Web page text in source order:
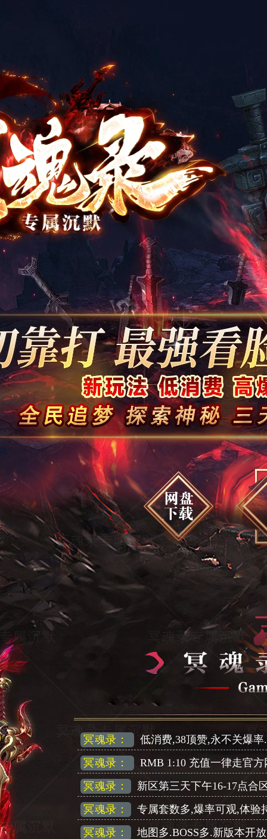
冥魂录：
低消费,38顶赞,永不关爆
冥魂录：
RMB 1:10 充值一律走官
冥魂录：
新区第三天下午16-17点合
冥魂录：
专属套数多,爆率可观,体验
冥魂录：
地图多.BOSS多.新版本开